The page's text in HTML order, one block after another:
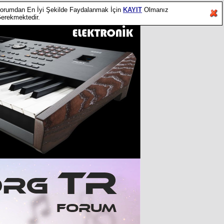
En İyi Şekilde Faydalanmak İçin KAYIT Olmanız